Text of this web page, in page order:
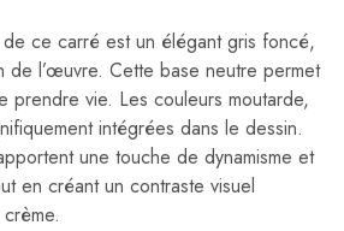
ce carré est un élégant gris foncé,
de l’œuvre. Cette base neutre permet
prendre vie. Les couleurs moutarde,
intégrées dans le dessin.
une touche de dynamisme et
en créant un contraste visuel